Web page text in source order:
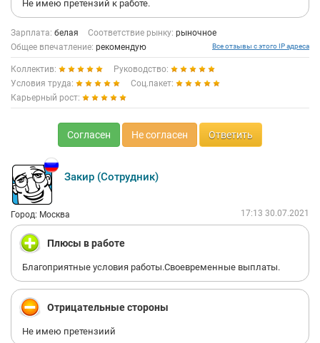
Не имею претензий к работе.
Зарплата: белая Соответствие рынку: рыночное
Общее впечатление: рекомендую Все отзывы с этого IP адреса
Коллектив:
Руководство:
Условия труда:
Соц.пакет:
Карьерный рост:
Согласен Не согласен Ответить
Закир (Сотрудник)
Город: Москва 17:13 30.07.2021
Плюсы в работе
Благоприятные условия работы.Своевременные выплаты.
Отрицательные стороны
Не имею претензиий